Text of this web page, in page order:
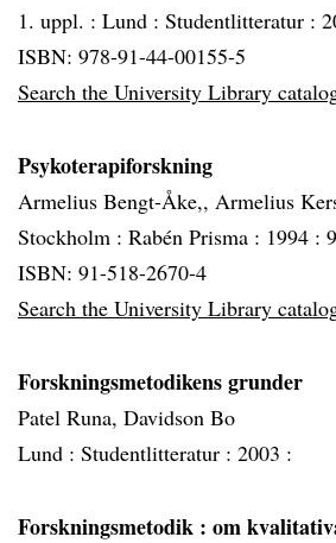
1. uppl. : Lund : Studentlitteratur :
ISBN: 978-91-44-00155-5
Search the University Library
Psykoterapiforskning
Armelius Bengt-Åke,, Armelius
Stockholm : Rabén Prisma : 1994 :
ISBN: 91-518-2670-4
Search the University Library
Forskningsmetodikens grunder
Patel Runa, Davidson Bo
Lund : Studentlitteratur : 2003 :
Forskningsmetodik : om